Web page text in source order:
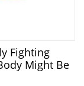
Fighting
Might Be